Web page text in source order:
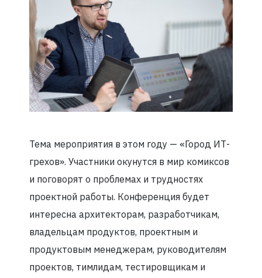
Тема мероприятия в этом году — «Город ИТ-
грехов». Участники окунутся в мир комиксов
и поговорят о проблемах и трудностях
проектной работы. Конференция будет
интересна архитекторам, разработчикам,
владельцам продуктов, проектным и
продуктовым менеджерам, руководителям
проектов, тимлидам, тестировщикам и